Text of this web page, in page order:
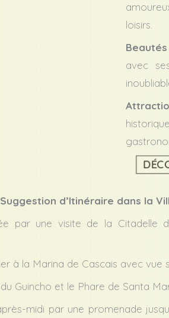
loisirs.
avec
Suggestion d’Itinéraire dans la
par une visite de la Citadelle
à la Marina de Cascais avec vue
Guincho et le Phare de Santa
midi par une promenade